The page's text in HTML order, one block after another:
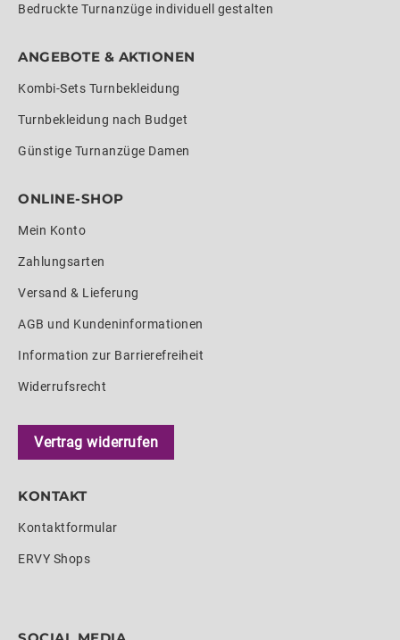
Bedruckte Turnanzüge individuell gestalten
ANGEBOTE & AKTIONEN
Kombi-Sets Turnbekleidung
Turnbekleidung nach Budget
Günstige Turnanzüge Damen
ONLINE-SHOP
Mein Konto
Zahlungsarten
Versand & Lieferung
AGB und Kundeninformationen
Information zur Barrierefreiheit
Widerrufsrecht
Vertrag widerrufen
KONTAKT
Kontaktformular
ERVY Shops